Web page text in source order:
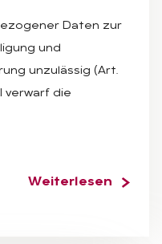
Daten zur
und
unzulässig (Art.
verwarf die
Weiterlesen